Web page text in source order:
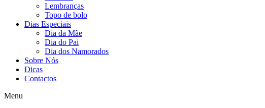
Lembranças
Topo de bolo
Dias Especiais
Dia da Mãe
Dia do Pai
Dia dos Namorados
Sobre Nós
Dicas
Contactos
Menu